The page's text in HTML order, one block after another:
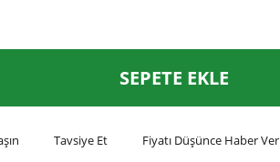
SEPETE EKLE
Tavsiye Et Fiyatı Düşünce Haber Ver